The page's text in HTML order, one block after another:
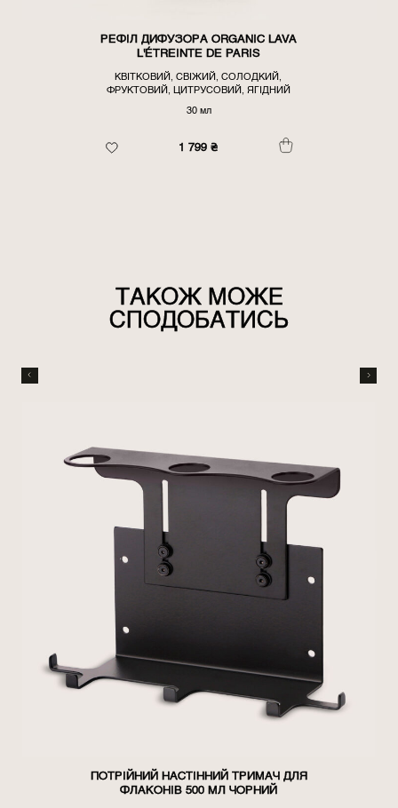
РЕФІЛ ДИФУЗОРА ORGANIC LAVA
L'ÉTREINTE DE PARIS
КВІТКОВИЙ, СВІЖИЙ, СОЛОДКИЙ,
ФРУКТОВИЙ, ЦИТРУСОВИЙ, ЯГІДНИЙ
30 мл
1 799₴
ТАКОЖ МОЖЕ
СПОДОБАТИСЬ
ПОТРІЙНИЙ НАСТІННИЙ ТРИМАЧ ДЛЯ
ФЛАКОНІВ 500 МЛ ЧОРНИЙ